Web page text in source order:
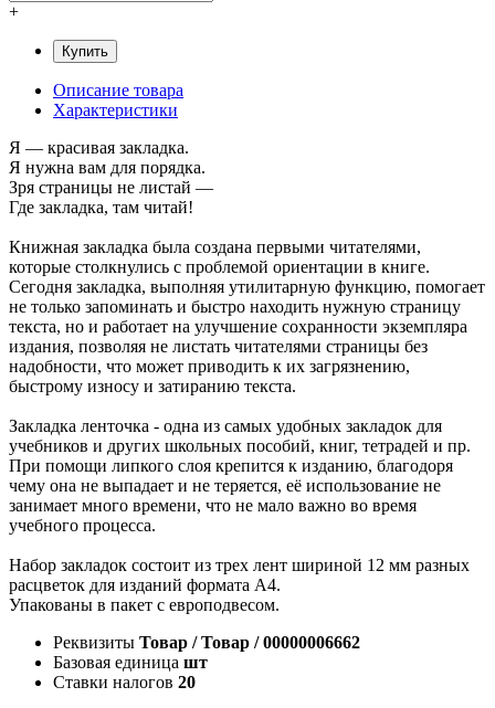
+
Купить
Описание товара
Характеристики
Я — красивая закладка.
Я нужна вам для порядка.
Зря страницы не листай —
Где закладка, там читай!
Книжная закладка была создана первыми читателями,
которые столкнулись с проблемой ориентации в книге.
Сегодня закладка, выполняя утилитарную функцию, помогает
не только запоминать и быстро находить нужную страницу
текста, но и работает на улучшение сохранности экземпляра
издания, позволяя не листать читателями страницы без
надобности, что может приводить к их загрязнению,
быстрому износу и затиранию текста.
Закладка ленточка - одна из самых удобных закладок для
учебников и других школьных пособий, книг, тетрадей и пр.
При помощи липкого слоя крепится к изданию, благодоря
чему она не выпадает и не теряется, её использование не
занимает много времени, что не мало важно во время
учебного процесса.
Набор закладок состоит из трех лент шириной 12 мм разных
расцветок для изданий формата А4.
Упакованы в пакет с европодвесом.
Реквизиты Товар / Товар / 00000006662
Базовая единица шт
Ставки налогов 20